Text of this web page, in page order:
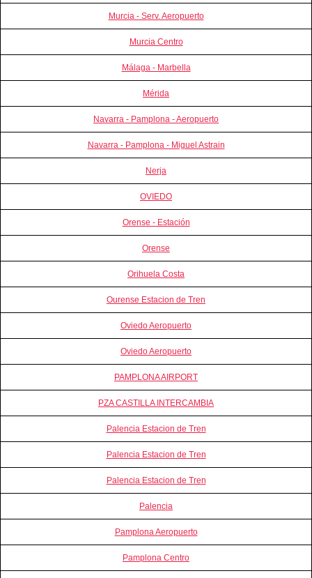
Murcia - Serv. Aeropuerto
Murcia Centro
Málaga - Marbella
Mérida
Navarra - Pamplona - Aeropuerto
Navarra - Pamplona - Miguel Astrain
Nerja
OVIEDO
Orense - Estación
Orense
Orihuela Costa
Ourense Estacion de Tren
Oviedo Aeropuerto
Oviedo Aeropuerto
PAMPLONA AIRPORT
PZA CASTILLA INTERCAMBIA
Palencia Estacion de Tren
Palencia Estacion de Tren
Palencia Estacion de Tren
Palencia
Pamplona Aeropuerto
Pamplona Centro